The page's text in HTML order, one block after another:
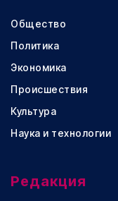
Общество
Политика
Экономика
Происшествия
Культура
Наука и технологии
Редакция